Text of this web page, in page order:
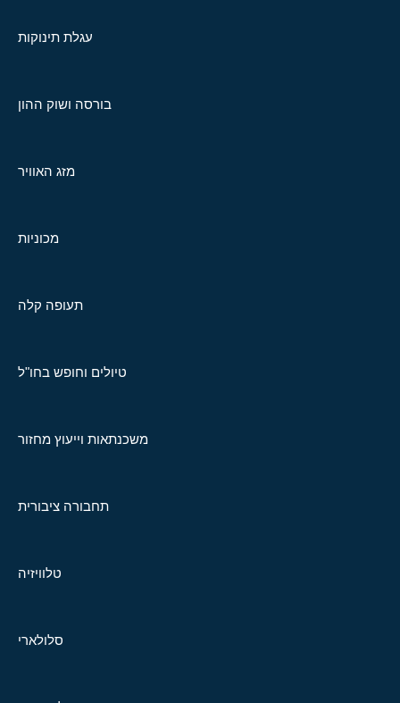
עגלת תינוקות
בורסה ושוק ההון
מזג האוויר
מכוניות
תעופה קלה
טיולים וחופש בחו"ל
משכנתאות וייעוץ מחזור
תחבורה ציבורית
טלוויזיה
סלולארי